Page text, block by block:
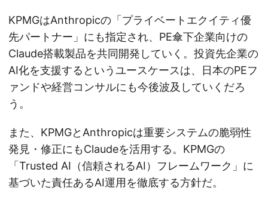
KPMGはAnthropicの「プライベートエクイティ優
先パートナー」にも指定され、PE傘下企業向けの
Claude搭載製品を共同開発していく。投資先企業の
AI化を支援するというユースケースは、日本のPEフ
ァンドや経営コンサルにも今後波及していくだろ
う。
また、KPMGとAnthropicは重要システムの脆弱性
発見・修正にもClaudeを活用する。KPMGの
「Trusted AI（信頼されるAI）フレームワーク」に
基づいた責任あるAI運用を徹底する方針だ。